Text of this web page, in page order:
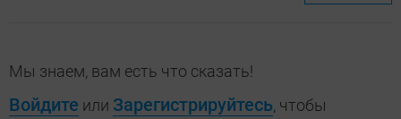
Мы знаем, вам есть что сказать!
Войдите или Зарегистрируйтесь, чтобы